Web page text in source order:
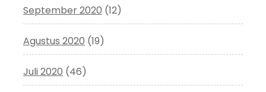
September 2020 (12)
Agustus 2020 (19)
Juli 2020 (46)